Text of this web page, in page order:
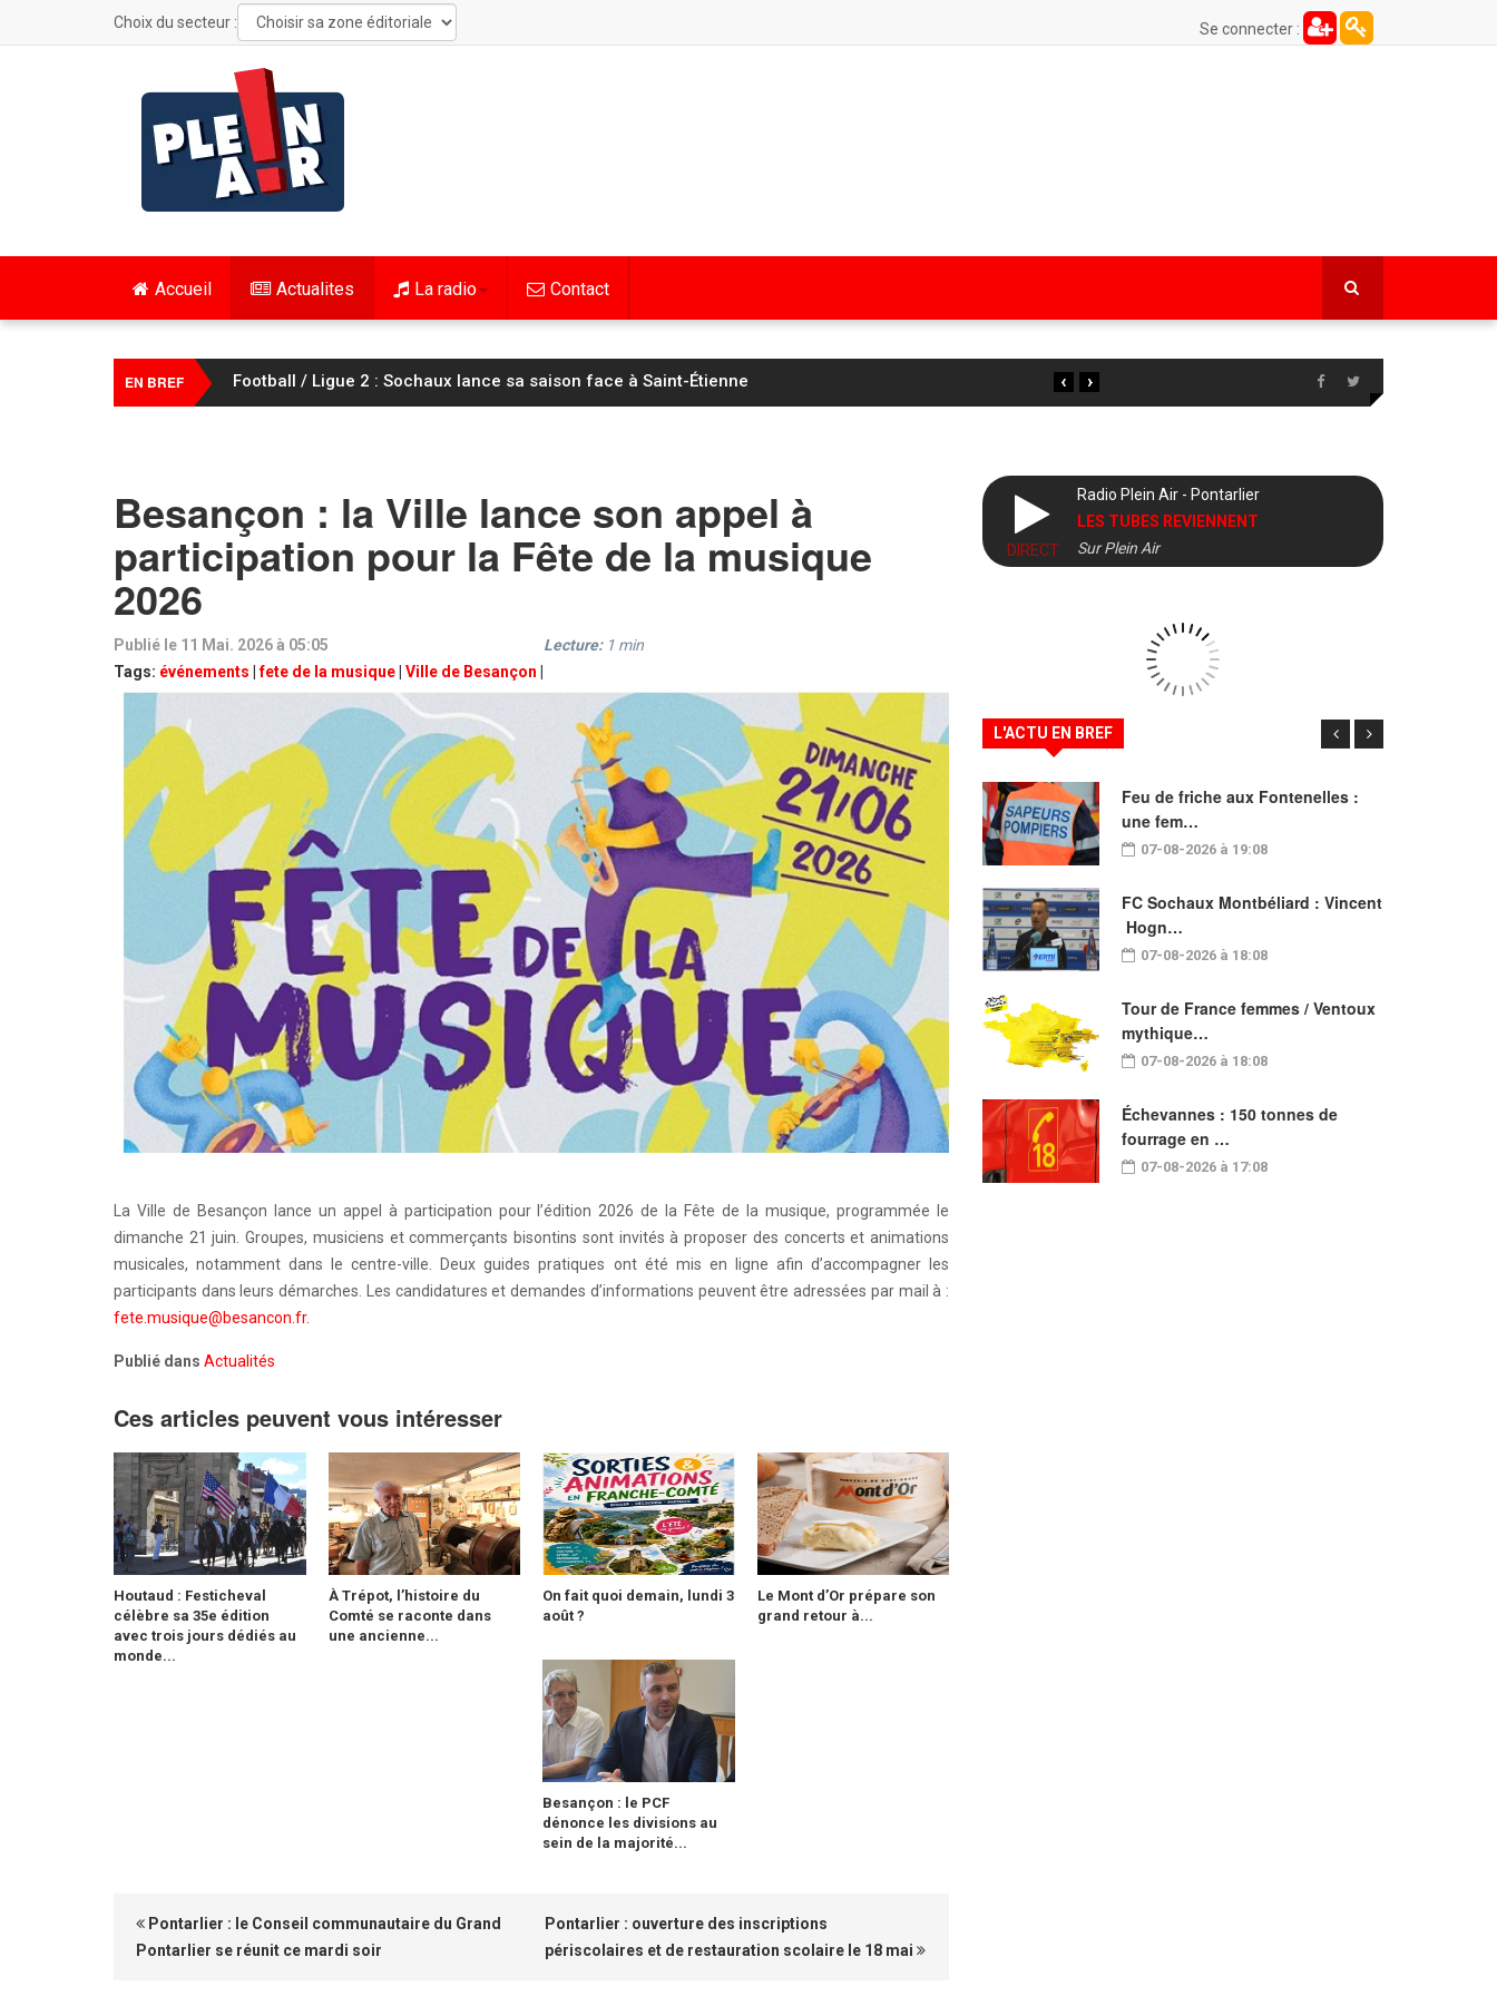
Choix du secteur : Se connecter :
Accueil Actualites La radio Contact
EN BREF Football / Ligue 2 : Sochaux lance sa saison face à Saint-Étienne ›
‹
Besançon : la Ville lance son appel à
participation pour la Fête de la musique
2026
Publié le 11 Mai. 2026 à 05:05
Tags: événements |fete de la musique Ville de Besançon
Lecture: 1 min
La Ville de Besançon lance un appel à participation pour l’édition 2026 de la Fête de la musique, programmée le
dimanche 21 juin. Groupes, musiciens et commerçants bisontins sont invités à proposer des concerts et animations
musicales, notamment dans le centre-ville. Deux guides pratiques ont été mis en ligne afin d’accompagner les
participants dans leurs démarches. Les candidatures et demandes d’informations peuvent être adressées par mail à :
fete.musique@besancon.fr.
Publié dans Actualités
Ces articles peuvent vous intéresser
Houtaud : Festicheval
célèbre sa 35e édition
avec trois jours dédiés au
monde...
À Trépot, l’histoire du
Comté se raconte dans
une ancienne...
On fait quoi demain, lundi 3
août ?
Le Mont d’Or prépare son
grand retour à...
Besançon : le PCF
dénonce les divisions au
sein de la majorité...
Pontarlier : le Conseil communautaire du Grand
Pontarlier se réunit ce mardi soir
Pontarlier : ouverture des inscriptions
périscolaires et de restauration scolaire le 18 mai
DIRECT
Radio Plein Air - Pontarlier
LES TUBES REVIENNENT
Sur Plein Air
L'ACTU EN BREF
Feu de friche aux Fontenelles :
une fem…
07-08-2026 à 19:08
FC Sochaux Montbéliard : Vincent
Hogn…
07-08-2026 à 18:08
Tour de France femmes / Ventoux
mythique…
07-08-2026 à 18:08
Échevannes : 150 tonnes de
fourrage en …
07-08-2026 à 17:08